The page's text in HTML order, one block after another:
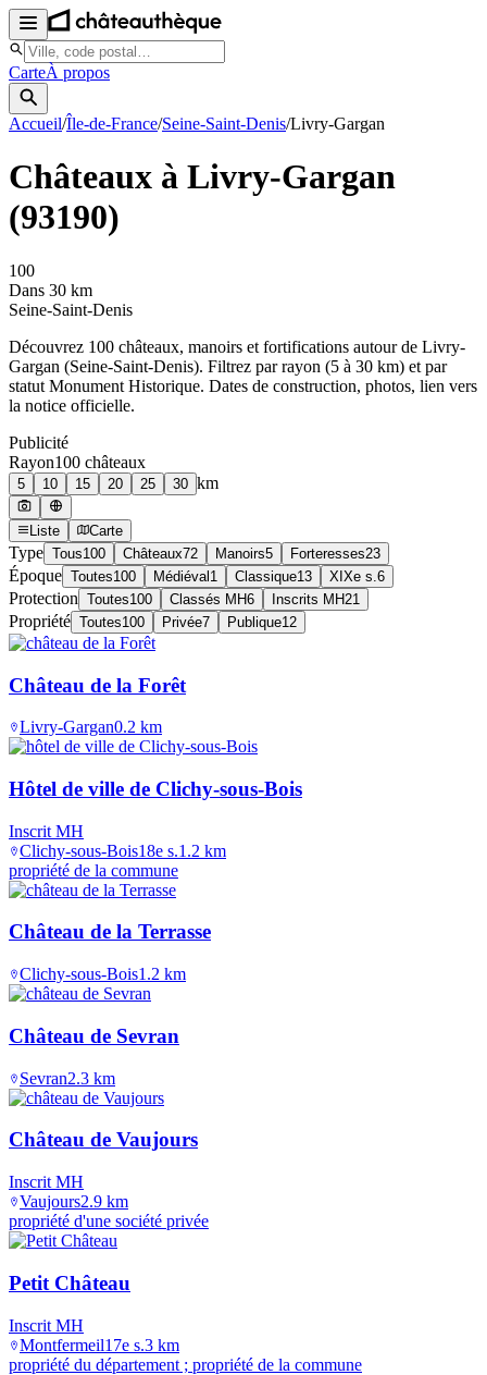
CarteÀ propos
Accueil/Île-de-France/Seine-Saint-Denis/Livry-Gargan
Châteaux à Livry-Gargan
(93190)
100
Dans 30 km
Seine-Saint-Denis
Découvrez 100 châteaux, manoirs et fortifications autour de Livry-
Gargan (Seine-Saint-Denis). Filtrez par rayon (5 à 30 km) et par
statut Monument Historique. Dates de construction, photos, lien vers
la notice officielle.
Publicité
Rayon100 châteaux
5 10 15 20 25 30 km
Liste Carte
Type Tous100 Châteaux72 Manoirs5 Forteresses23
Époque Toutes100 Médiéval 1 Classique13 XIXe s. 6
Protection Toutes100 Classés MH6 Inscrits MH21
Propriété Toutes100 Privée7 Publique12
Château de la Forêt
Livry-Gargan0.2 km
Hôtel de ville de Clichy-sous-Bois
Inscrit MH
Clichy-sous-Bois18e s.1.2 km
propriété de la commune
Château de la Terrasse
Clichy-sous-Bois1.2 km
Château de Sevran
Sevran2.3 km
Château de Vaujours
Inscrit MH
Vaujours2.9 km
propriété d'une société privée
Petit Château
Inscrit MH
Montfermeil17e s.3 km
propriété du département ; propriété de la commune